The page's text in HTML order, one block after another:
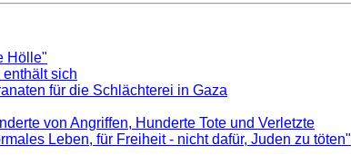
Hölle"
sich
für die Schlächterei in Gaza
von Angriffen, Hunderte Tote und Verletzte
Leben, für Freiheit - nicht dafür, Juden zu töten"